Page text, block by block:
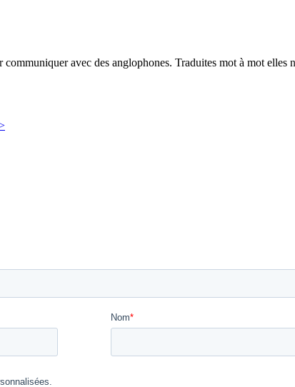
avec des anglophones. Traduites mot à mot elles